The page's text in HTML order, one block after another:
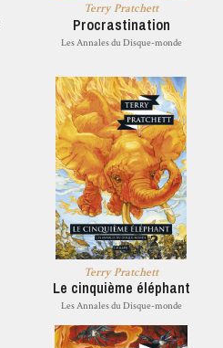
Terry Pratchett
Procrastination
Les Annales du Disque-monde
Terry Pratchett
Le cinquième éléphant
Les Annales du Disque-monde